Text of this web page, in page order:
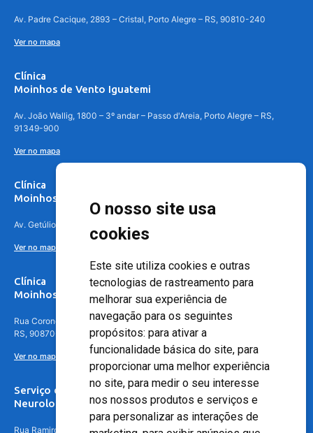
O nosso site usa
cookies
Este site utiliza cookies e outras
tecnologias de rastreamento para
melhorar sua experiência de
navegação para os seguintes
propósitos: para ativar a
funcionalidade básica do site, para
proporcionar uma melhor experiência
no site, para medir o seu interesse
nos nossos produtos e serviços e
para personalizar as interações de
Av. Padre Cacique, 2893 – Cristal, Porto Alegre – RS, 90810-240
Ver no mapa
Clínica
Moinhos de Vento Iguatemi
Av. João Wallig, 1800 – 3º andar – Passo d'Areia, Porto Alegre – RS,
91349-900
Ver no mapa
Clínica
Moinhos de Vento Canoas
Av. Getúlio Vargas, 4841 – Centro, Canoas – RS, 92010-010
Ver no mapa
Clínica
Moinhos de Vento - Teresópolis
Rua Coronel Aparício Borges, 250 - 3º andar - Teresópolis, Porto Alegre -
RS, 90870-016
Ver no mapa
Serviço de
Neurologia
Rua Ramiro Barcelos, 630 – 5º andar – Floresta, Porto Alegre – RS,